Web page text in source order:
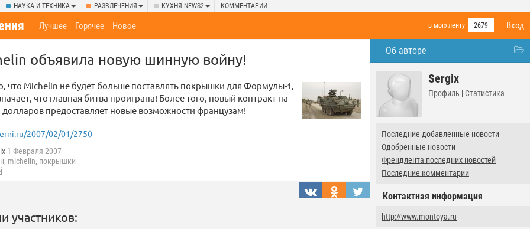
НАУКА И ТЕХНИКА РАЗВЛЕЧЕНИЯ КУХНЯ NEWS2 КОММЕНТАРИИ
Вход
в мою ленту 2679
Лучшее Горячее Новое
Об авторе
Sergix
Профиль | Статистика
Последние добавленные новости
Одобренные новости
Френдлента последних новостей
Последние комментарии
Контактная информация
http://www.montoya.ru
объявила новую шинную войну!
что Michelin не будет больше поставлять покрышки для Формулы-1,
что главная битва проиграна! Более того, новый контракт на
предоставляет новые возможности французам!
2007/02/01/2750
1 Февраля 2007
, michelin, покрышки
участников: